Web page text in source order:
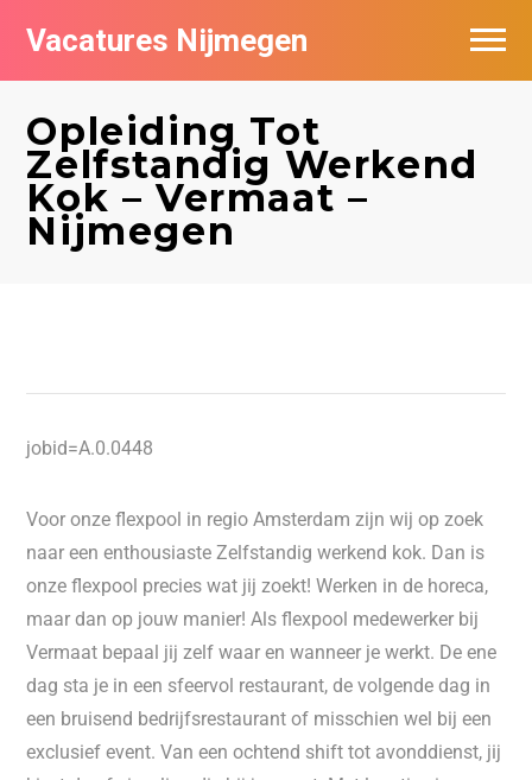
Vacatures Nijmegen
Opleiding Tot
Zelfstandig Werkend
Kok – Vermaat –
Nijmegen
jobid=A.0.0448
Voor onze flexpool in regio Amsterdam zijn wij op zoek
naar een enthousiaste Zelfstandig werkend kok. Dan is
onze flexpool precies wat jij zoekt! Werken in de horeca,
maar dan op jouw manier! Als flexpool medewerker bij
Vermaat bepaal jij zelf waar en wanneer je werkt. De ene
dag sta je in een sfeervol restaurant, de volgende dag in
een bruisend bedrijfsrestaurant of misschien wel bij een
exclusief event. Van een ochtend shift tot avonddienst, jij
Vacatures per bedrijf
De populairste vacatures in Nijmegen
Nieuwsbrief feed